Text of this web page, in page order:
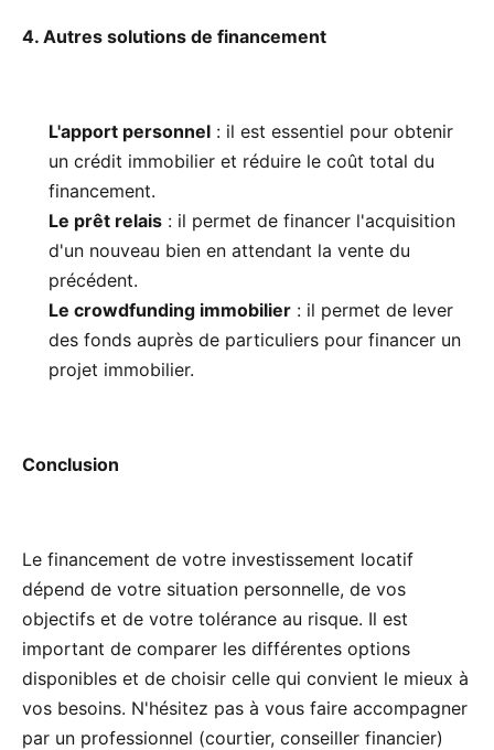
4. Autres solutions de financement
L'apport personnel : il est essentiel pour obtenir
un crédit immobilier et réduire le coût total du
financement.
Le prêt relais : il permet de financer l'acquisition
d'un nouveau bien en attendant la vente du
précédent.
Le crowdfunding immobilier : il permet de lever
des fonds auprès de particuliers pour financer un
projet immobilier.
Conclusion
Le financement de votre investissement locatif
dépend de votre situation personnelle, de vos
objectifs et de votre tolérance au risque. Il est
important de comparer les différentes options
disponibles et de choisir celle qui convient le mieux à
vos besoins. N'hésitez pas à vous faire accompagner
par un professionnel (courtier, conseiller financier)